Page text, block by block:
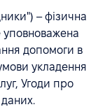
– фізична
уповноважена
допомоги в
укладення
Угоди про